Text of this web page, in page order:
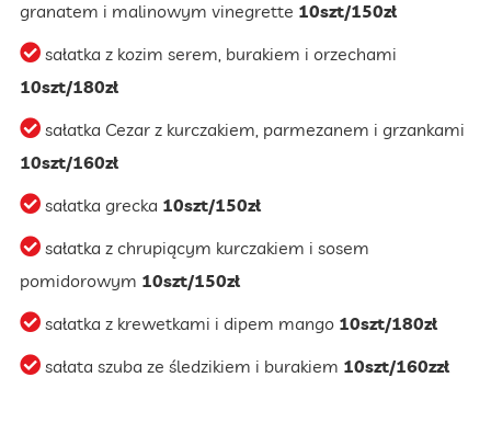
granatem i malinowym vinegrette 10szt/150zł
sałatka z kozim serem, burakiem i orzechami
10szt/180zł
sałatka Cezar z kurczakiem, parmezanem i grzankami
10szt/160zł
sałatka grecka 10szt/150zł
sałatka z chrupiącym kurczakiem i sosem
pomidorowym 10szt/150zł
sałatka z krewetkami i dipem mango 10szt/180zł
sałata szuba ze śledzikiem i burakiem 10szt/160zzł